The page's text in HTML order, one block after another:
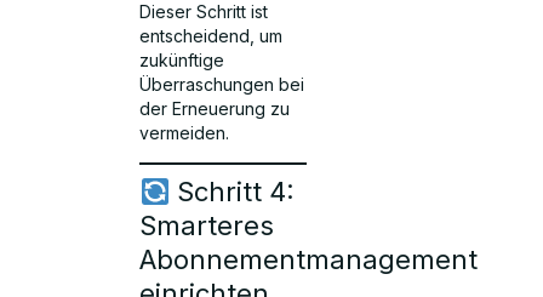
Dieser Schritt ist
entscheidend, um
zukünftige
Überraschungen bei
der Erneuerung zu
vermeiden.
Schritt 4:
Smarteres
Abonnementmanagement